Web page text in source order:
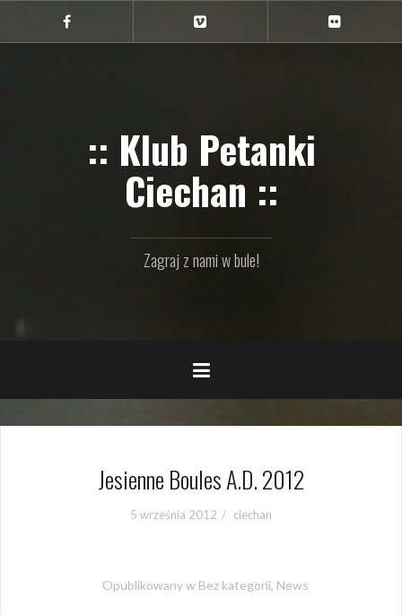
treści
Ciechan
na
na
na
:: Klub Petanki
Ciechan ::
Zagraj z nami w bule!
Jesienne Boules A.D. 2012
5 września 2012 ciechan
Opublikowany w Bez kategorii, News